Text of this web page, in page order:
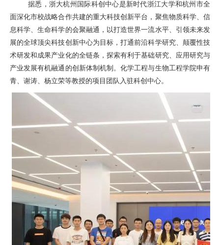
据悉，浙大杭州国际科创中心是新时代浙江大学和杭州市全
面深化市校战略合作共建的重大科技创新平台，聚焦物质科学、信
息科学、生命科学的会聚融通，以打造世界一流水平、引领未来发
展的全球顶尖科技创新中心为目标，打通前沿科学研究、颠覆性技
术研发和成果产业化的全链条，探索有利于基础研究、应用研究与
产业发展有机融通的创新体制机制。化学工程与生物工程学院申有
青、谢涛、杨立荣等教授的项目团队入驻科创中心。